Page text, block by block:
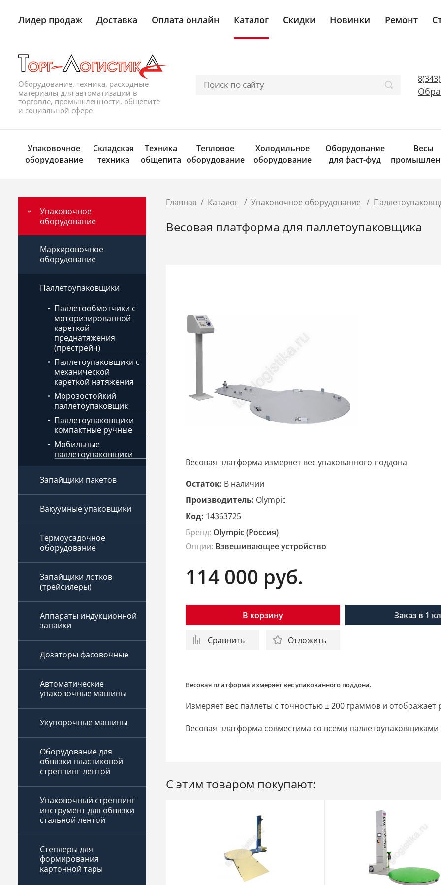
Лидер продаж Доставка Оплата онлайн Каталог Скидки Новинки Ремонт
Оборудование, техника, расходные
материалы для автоматизации в
торговле, промышленности, общепите
и социальной сфере
Упаковочное
оборудование
Складская
техника
Техника
общепита
Тепловое
оборудование
Холодильное
оборудование
Оборудование
для фаст-фуд
Весы
Упаковочное
оборудование
Маркировочное
оборудование
Паллетоупаковщики
Паллетообмотчики с
моторизированной
кареткой
преднатяжения
(престрейч)
Паллетоупаковщики с
механической
кареткой натяжения
Морозостойкий
паллетоупаковщик
Паллетоупаковщики
компактные ручные
Мобильные
паллетоупаковщики
Запайщики пакетов
Вакуумные упаковщики
Термоусадочное
оборудование
Запайщики лотков
(трейсилеры)
Аппараты индукционной
запайки
Дозаторы фасовочные
Автоматические
упаковочные машины
Укупорочные машины
Оборудование для
обвязки пластиковой
стреппинг-лентой
Упаковочный стреппинг
инструмент для обвязки
стальной лентой
Степлеры для
формирования
картонной тары
Главная / Каталог / Упаковочное оборудование /
Весовая платформа для паллетоупаковщика
Весовая платформа измеряет вес упакованного поддона
Остаток: В наличии
Производитель: Olympic
Код: 14363725
Бренд: Olympic (Россия)
Опции: Взвешивающее устройство
114 000 руб.
В корзину Заказ в 1
Сравнить Отложить
Весовая платформа измеряет вес упакованного поддона.
Измеряет вес паллеты с точностью ± 200 граммов и отображает
Весовая платформа совместима со всеми
С этим товаром покупают: